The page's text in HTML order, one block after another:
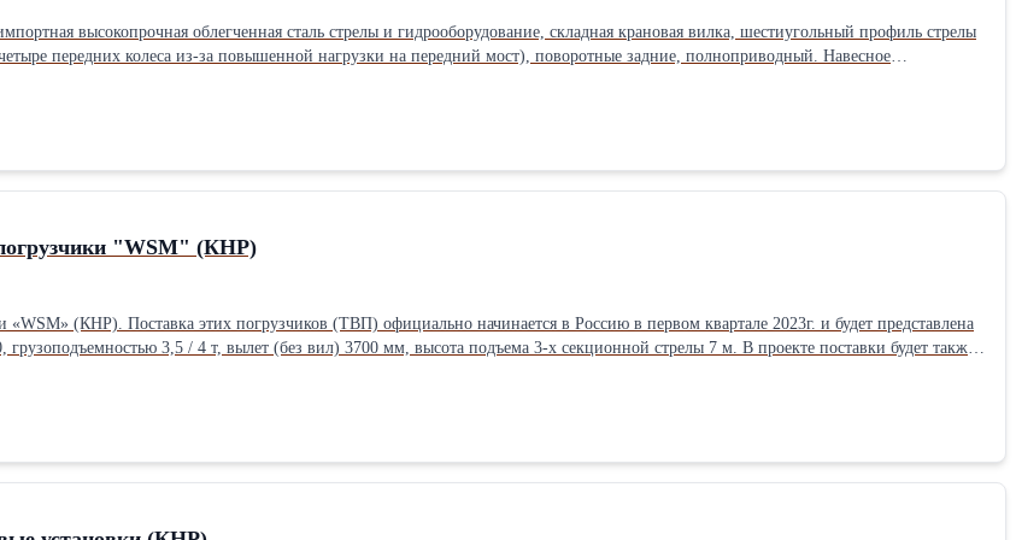
высокопрочная облегченная сталь стрелы и гидрооборудование, складная крановая вилка, шестиугольный профиль стрелы
передних колеса из-за повышенной нагрузки на передний мост), поворотные задние, полноприводный. Навесное
сопровождение. Сертификат РФ. Информация (904) 13-88-951 www.tsam38.ru https://youtu.be/Y6Z9h_Onl_EТип
Владельцев по ПТС: 1 Состояние: Новое
"WSM" (КНР)
первом квартале 2023г. и будет представлена
3,5 / 4 т, вылет (без вил) 3700 мм, высота подъема 3-х секционной стрелы 7 м. В проекте поставки будет также
с боковыми выдвижными лаповыми опорами и увеличенной высотой подъема до 13,7 м. Эксклюзивные параметры вашего
и сервисное сопровождение производится на всей территории РФ в течение
поставку / информация (904) 13-88-951 www.tsam38.ru Видеопрезентация погрузчика на канале
произведет работы по улучшение эргономики кабины телескопического погрузчика поставляемого в РФ (которая является
вилочные погрузчики, которые будут представлены нами на рынке РФ получили гидростатическую трансмиссию с